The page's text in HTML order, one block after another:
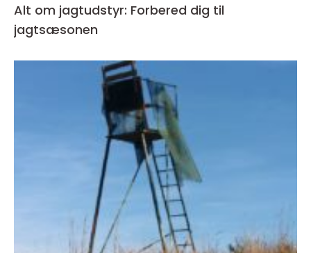
Alt om jagtudstyr: Forbered dig til
jagtsæsonen